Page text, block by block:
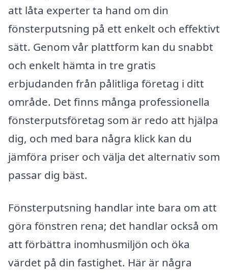
att låta experter ta hand om din
fönsterputsning på ett enkelt och effektivt
sätt. Genom vår plattform kan du snabbt
och enkelt hämta in tre gratis
erbjudanden från pålitliga företag i ditt
område. Det finns många professionella
fönsterputsföretag som är redo att hjälpa
dig, och med bara några klick kan du
jämföra priser och välja det alternativ som
passar dig bäst.
Fönsterputsning handlar inte bara om att
göra fönstren rena; det handlar också om
att förbättra inomhusmiljön och öka
värdet på din fastighet. Här är några